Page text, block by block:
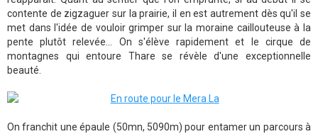
contente de zigzaguer sur la prairie, il en est autrement dès qu'il se
met dans l'idée de vouloir grimper sur la moraine caillouteuse à la
pente plutôt relevée... On s'élève rapidement et le cirque de
montagnes qui entoure Thare se révèle d'une exceptionnelle
beauté.
On franchit une épaule (50mn, 5090m) pour entamer un parcours à